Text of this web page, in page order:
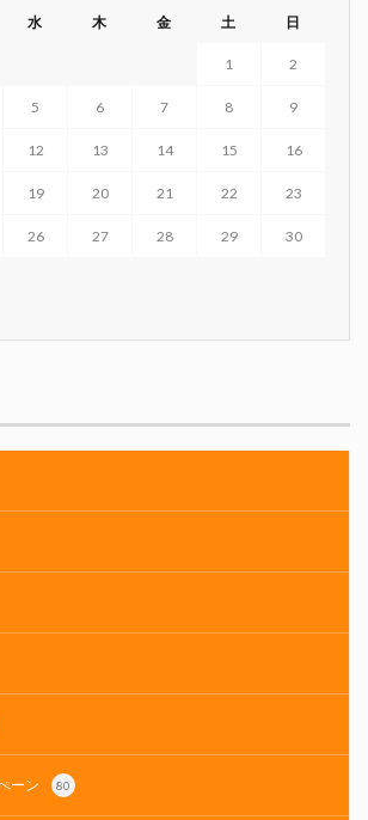
水 木 金 土 日
1 2
5 6 7 8 9
12 13 14 15 16
19 20 21 22 23
26 27 28 29 30
ーン 80